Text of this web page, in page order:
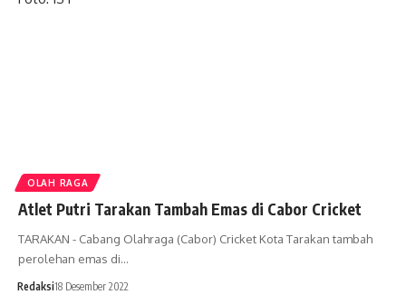
OLAH RAGA
Atlet Putri Tarakan Tambah Emas di Cabor Cricket
TARAKAN - Cabang Olahraga (Cabor) Cricket Kota Tarakan tambah
perolehan emas di…
Redaksi18 Desember 2022